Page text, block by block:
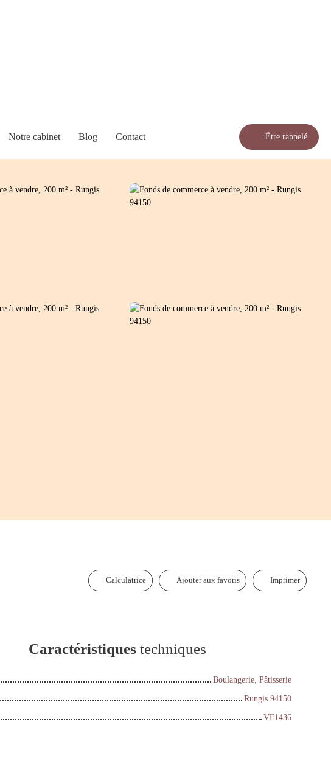
Notre cabinet Blog Contact Être rappelé
Calculatrice Ajouter aux favoris Imprimer
Caractéristiques techniques
Boulangerie, Pâtisserie
Rungis 94150
VF1436